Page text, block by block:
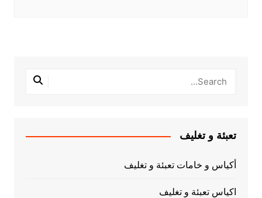
تعبئة و تغليف
أكياس و خامات تعبئة و تغليف
اكياس تعبئة و تغليف